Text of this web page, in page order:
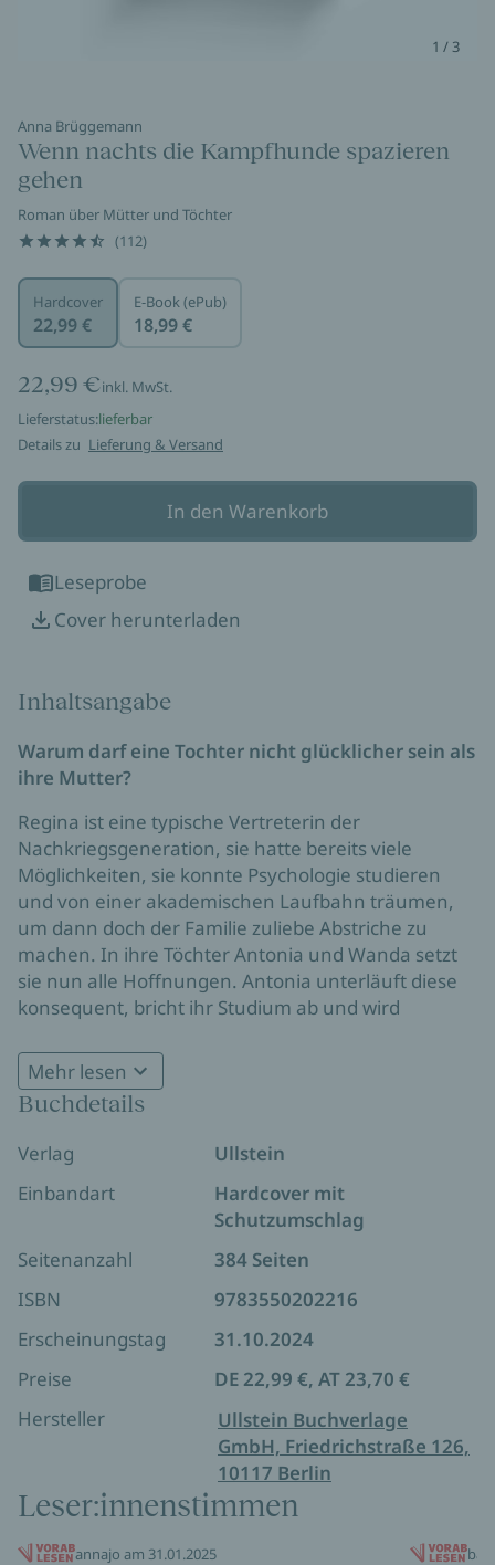
1 / 3
Anna Brüggemann
Wenn nachts die Kampfhunde spazieren
gehen
Roman über Mütter und Töchter
(112)
Hardcover
22,99 €
E-Book (ePub)
18,99 €
22,99 €inkl. MwSt.
Lieferstatus:lieferbar
Details zu Lieferung & Versand
In den Warenkorb
Leseprobe
Cover herunterladen
Inhaltsangabe
Warum darf eine Tochter nicht glücklicher sein als
ihre Mutter?
Regina ist eine typische Vertreterin der
Nachkriegsgeneration, sie hatte bereits viele
Möglichkeiten, sie konnte Psychologie studieren
und von einer akademischen Laufbahn träumen,
um dann doch der Familie zuliebe Abstriche zu
machen. In ihre Töchter Antonia und Wanda setzt
sie nun alle Hoffnungen. Antonia unterläuft diese
konsequent, bricht ihr Studium ab und wird
gesetzten Wünsche und manövriert sich in eine
Essstörung, die von allen ignoriert wird. Ein Leben
lang schwanken die Schwestern zwischen
gegenseitiger Konkurrenz, Autonomie und dem
Wunsch, noch über deren Tod hinaus von der
Mutter anerkannt zu werden.
Mehr lesen
Buchdetails
Verlag
Ullstein
Einbandart
Hardcover mit
Schutzumschlag
Seitenanzahl
384 Seiten
ISBN
9783550202216
Erscheinungstag
31.10.2024
Preise
DE 22,99 €, AT 23,70 €
Hersteller
Ullstein Buchverlage
GmbH, Friedrichstraße 126,
10117 Berlin
Leser:innenstimmen
annajo am 31.01.2025